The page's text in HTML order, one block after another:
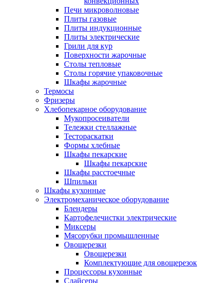
Печи микроволновые
Плиты газовые
Плиты индукционные
Плиты электрические
Грили для кур
Поверхности жарочные
Столы тепловые
Столы горячие упаковочные
Шкафы жарочные
Термосы
Фризеры
Хлебопекарное оборудование
Мукопросеиватели
Тележки стеллажные
Тестораскатки
Формы хлебные
Шкафы пекарские
Шкафы пекарские
Шкафы расстоечные
Шпильки
Шкафы кухонные
Электромеханическое оборудование
Блендеры
Картофелечистки электрические
Миксеры
Мясорубки промышленные
Овощерезки
Овощерезки
Комплектующие для овощерезок
Процессоры кухонные
Слайсеры